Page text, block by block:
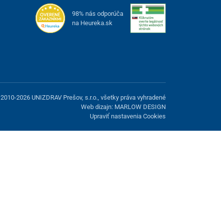
98% nás odporúča
na Heureka.sk
2026 UNIZDRAV Prešov, s.r.o., všetky práva vyhradené
Web dizajn: MARLOW DESIGN
Upraviť nastavenia Cookies